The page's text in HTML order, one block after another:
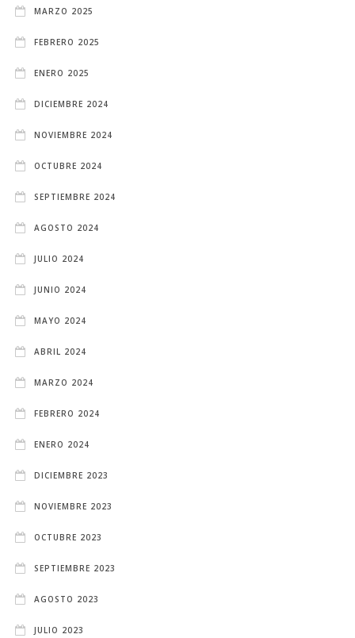
MARZO 2025
FEBRERO 2025
ENERO 2025
DICIEMBRE 2024
NOVIEMBRE 2024
OCTUBRE 2024
SEPTIEMBRE 2024
AGOSTO 2024
JULIO 2024
JUNIO 2024
MAYO 2024
ABRIL 2024
MARZO 2024
FEBRERO 2024
ENERO 2024
DICIEMBRE 2023
NOVIEMBRE 2023
OCTUBRE 2023
SEPTIEMBRE 2023
AGOSTO 2023
JULIO 2023